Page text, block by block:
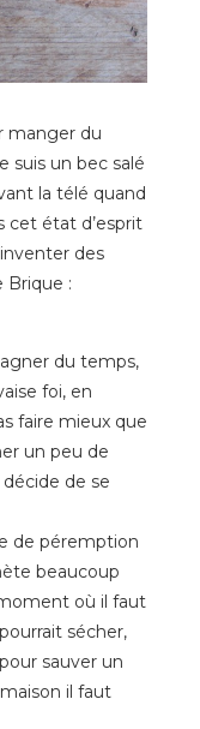
manger du
suis un bec salé
la télé quand
cet état d’esprit
des
Brique :
du temps,
foi, en
faire mieux que
un peu de
de se
de péremption
beaucoup
où il faut
sécher,
sauver un
il faut